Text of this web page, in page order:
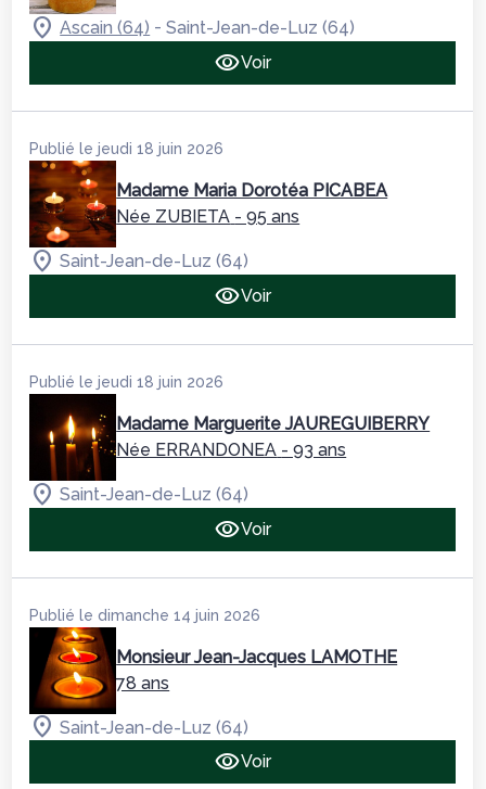
Ascain (64) -Saint-Jean-de-Luz (64)
Voir
Publié le jeudi 18 juin 2026
Madame Maria Dorotéa PICABEA
Née ZUBIETA - 95 ans
Saint-Jean-de-Luz (64)
Voir
Publié le jeudi 18 juin 2026
Madame Marguerite JAUREGUIBERRY
Née ERRANDONEA - 93 ans
Saint-Jean-de-Luz (64)
Voir
Publié le dimanche 14 juin 2026
Monsieur Jean-Jacques LAMOTHE
78 ans
Saint-Jean-de-Luz (64)
Voir